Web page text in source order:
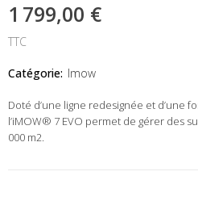
1 799,00 €
TTC
Catégorie: Imow
Doté d’une ligne redesignée et d’une
l’iMOW® 7 EVO permet de gérer des
000 m2.